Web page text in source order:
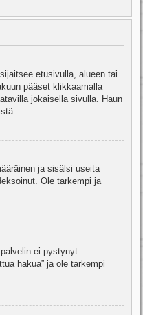
etusivulla, alueen tai
pääset klikkaamalla
jokaisella sivulla. Haun
ja sisälsi useita
Ole tarkempi ja
ei pystynyt
hakua” ja ole tarkempi